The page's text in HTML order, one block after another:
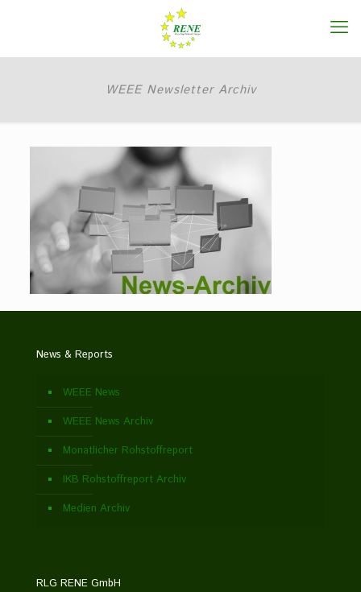
WEEE Newsletter Archiv
News & Reports
WEEE News
WEEE News Archiv
Monatlicher Rohstoffreport
IKB Rohstoffreport Archiv
Medien Archiv
RLG RENE GmbH